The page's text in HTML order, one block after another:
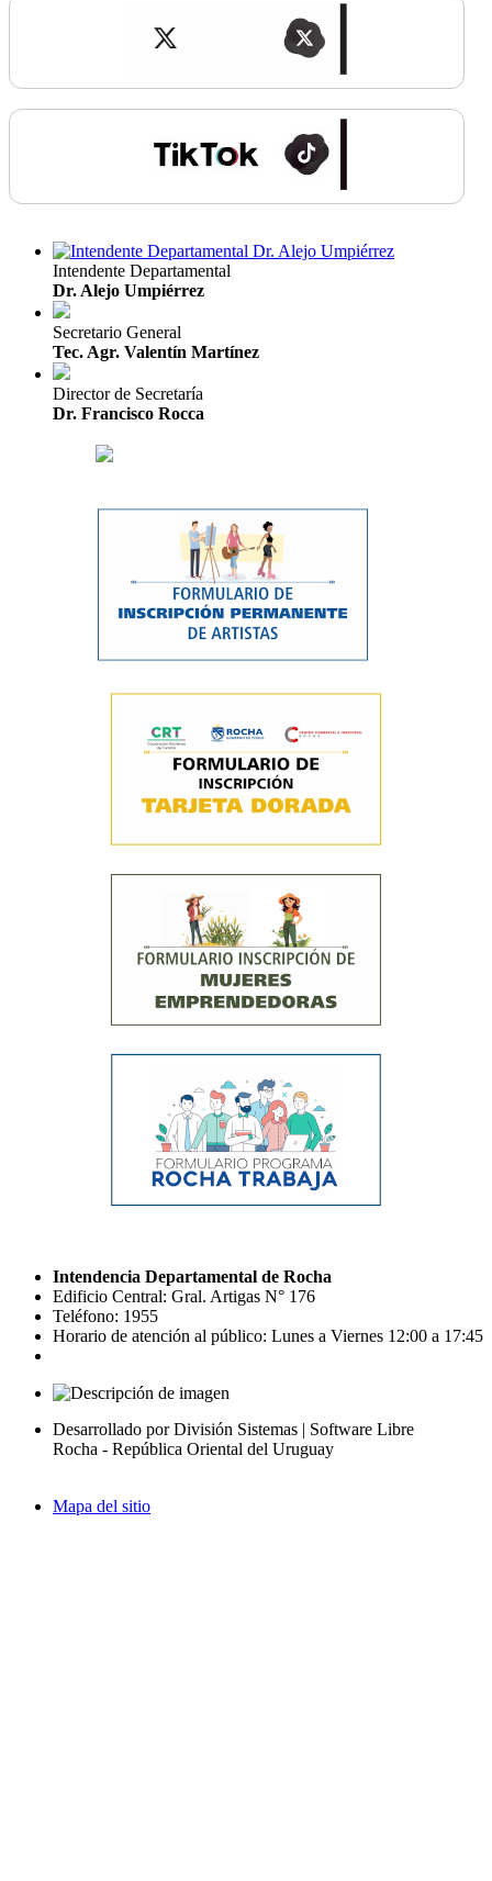
Intendente Departamental
Dr. Alejo Umpiérrez
Secretario General
Tec. Agr. Valentín Martínez
Director de Secretaría
Dr. Francisco Rocca
Intendencia Departamental de Rocha
Edificio Central: Gral. Artigas N° 176
Teléfono: 1955
Horario de atención al público: Lunes a Viernes 12:00 a 17:45
Desarrollado por División Sistemas | Software Libre
Rocha - República Oriental del Uruguay
Mapa del sitio